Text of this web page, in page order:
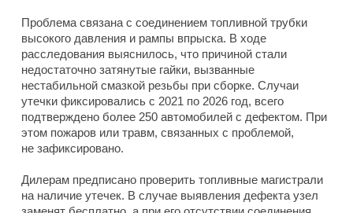
Проблема связана с соединением топливной трубки
высокого давления и рампы впрыска. В ходе
расследования выяснилось, что причиной стали
недостаточно затянутые гайки, вызванные
нестабильной смазкой резьбы при сборке. Случаи
утечки фиксировались с 2021 по 2026 год, всего
подтверждено более 250 автомобилей с дефектом. При
этом пожаров или травм, связанных с проблемой,
не зафиксировано.
Дилерам предписано проверить топливные магистрали
на наличие утечек. В случае выявления дефекта узел